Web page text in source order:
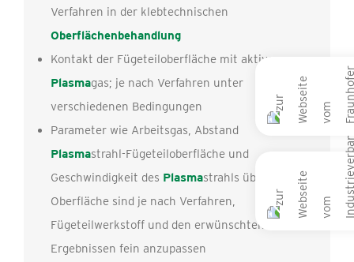
Verfahren in der klebtechnischen
Oberflächenbehandlung
Kontakt der Fügeteiloberfläche mit aktivem
Plasmagas; je nach Verfahren unter
verschiedenen Bedingungen
Parameter wie Arbeitsgas, Abstand
Plasmastrahl-Fügeteiloberfläche und
Geschwindigkeit des Plasmastrahls über die
Oberfläche sind je nach Verfahren,
Fügeteilwerkstoff und den erwünschten
Ergebnissen fein anzupassen